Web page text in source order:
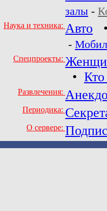
залы -
Наука и техника: Авто
-
Спецпроекты:
• Кто
Развлечения:
Периодика:
О сервере: